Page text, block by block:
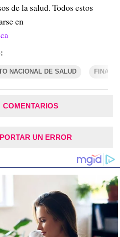
de la salud. Todos estos
en
NACIONAL DE SALUD
COMENTARIOS
UN ERROR